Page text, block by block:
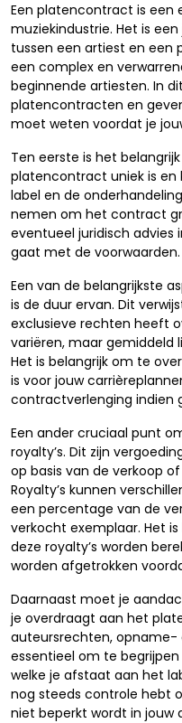
Een platencontract is een
muziekindustrie. Het is
tussen een artiest en een
een complex en
beginnende artiesten. In
platencontracten en
moet weten voordat je
Ten eerste is het
platencontract uniek is en
label en de
nemen om het contract
eventueel juridisch advies
gaat met de voorwaarden.
Een van de belangrijkste
is de duur ervan. Dit
exclusieve rechten heeft
variëren, maar gemiddeld
Het is belangrijk om te
is voor jouw
contractverlenging indien
Een ander cruciaal punt
royalty’s. Dit zijn
op basis van de verkoop
Royalty’s kunnen
een percentage van de
verkocht exemplaar. Het
deze royalty’s worden
worden afgetrokken
Daarnaast moet je
je overdraagt aan het
auteursrechten, opname-
essentieel om te
welke je afstaat aan het
nog steeds controle hebt
niet beperkt wordt in jouw